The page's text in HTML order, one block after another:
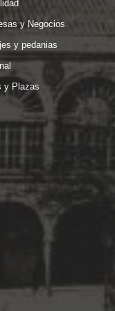
y Negocios
y pedanias
y Plazas